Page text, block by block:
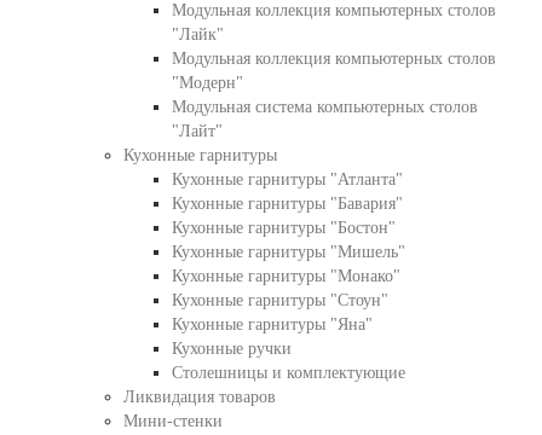
Модульная коллекция компьютерных столов
"Лайк"
Модульная коллекция компьютерных столов
"Модерн"
Модульная система компьютерных столов
"Лайт"
Кухонные гарнитуры
Кухонные гарнитуры "Атланта"
Кухонные гарнитуры "Бавария"
Кухонные гарнитуры "Бостон"
Кухонные гарнитуры "Мишель"
Кухонные гарнитуры "Монако"
Кухонные гарнитуры "Стоун"
Кухонные гарнитуры "Яна"
Кухонные ручки
Столешницы и комплектующие
Ликвидация товаров
Мини-стенки